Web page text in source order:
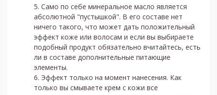
Само по себе минеральное масло является
абсолютной "пустышкой". В его составе нет
ничего такого, что может дать положительный
эффект коже или волосам и если вы выбираете
подобный продукт обязательно вчитайтесь, есть
ли в составе дополнительные питающие
элементы.
Эффект только на момент нанесения. Как
только вы смываете крем с кожи все